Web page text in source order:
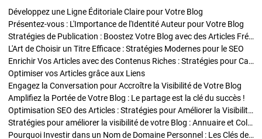
Développez une Ligne Éditoriale Claire pour Votre Blog
Présentez-vous : L'Importance de l'Identité Auteur pour Votre Blog
Stratégies de Publication : Boostez Votre Blog avec des Articles Fréquents et Exclusifs
L'Art de Choisir un Titre Efficace : Stratégies Modernes pour le SEO
Enrichir Vos Articles avec des Contenus Riches : Stratégies pour Captiver et Optimiser
Optimiser vos Articles grâce aux Liens
Engagez la Conversation pour Accroître la Visibilité de Votre Blog
Amplifiez la Portée de Votre Blog : Le partage est la clé du succès !
Optimisation SEO des Articles : Stratégies pour Améliorer la Visibilité de Votre Blog
Stratégies pour améliorer la visibilité de votre Blog : Annuaire et Collaborations
Pourquoi Investir dans un Nom de Domaine Personnel : Les Clés de la Réussite de Votre Blog